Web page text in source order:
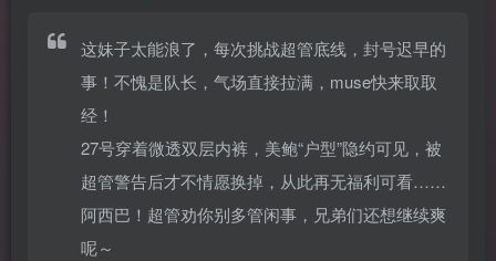
这妹子太能浪了，每次挑战超管底线，封号迟早的
事！不愧是队长，气场直接拉满，muse快来取取
经！
27号穿着微透双层内裤，美鲍“户型”隐约可见，被
超管警告后才不情愿换掉，从此再无福利可看……
阿西巴！超管劝你别多管闲事，兄弟们还想继续爽
呢～